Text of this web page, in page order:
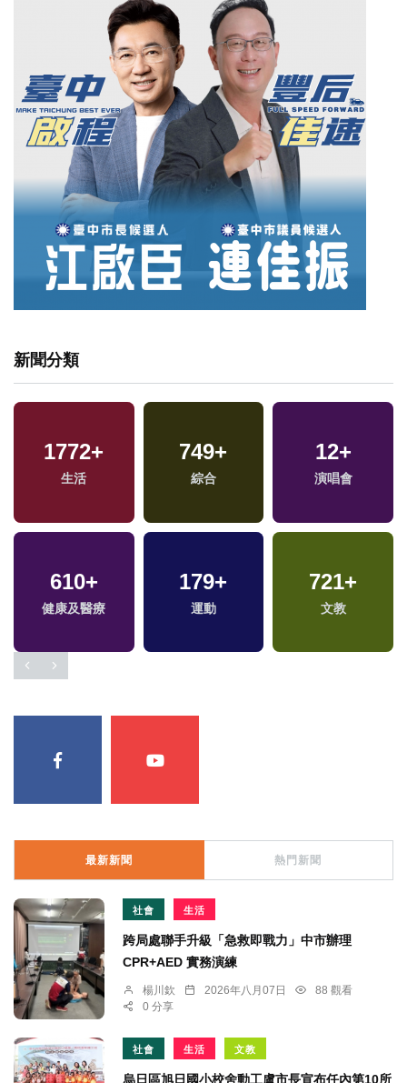
新聞分類
1772+
生活
749+
綜合
12+
演唱會
610+
健康及醫療
179+
運動
721+
文教
1489+
社會
14+
海峽論壇專區
78+
美食
40+
兩岸道教文化交流專
22+
司法放大鏡
18+
評論
最新新聞 熱門新聞
社會 生活
跨局處聯手升級「急救即戰力」中市辦理
CPR+AED 實務演練
楊川欽 2026年八月07日
88 觀看
0 分享
社會 生活 文教
烏日區旭日國小校舍動工盧市長宣布任內第10所